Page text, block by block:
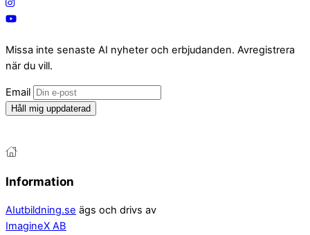
Missa inte senaste AI nyheter och erbjudanden. Avregistrera
när du vill.
Email
Håll mig uppdaterad
Information
AIutbildning.se ägs och drivs av
ImagineX AB